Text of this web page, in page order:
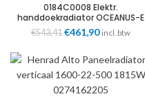
0184C0008 Elektr.
handdoekradiator OCEANUS-E
snoer incl. stekker
585x1763mm 1000W wit
€543,41 Oorspronkelijke
was:
€543,41.
€461,90Huidige
is:
€461,90.
incl. btw